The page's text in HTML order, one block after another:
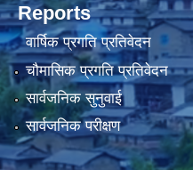
Reports
वार्षिक प्रगति प्रतिवेदन
चौमासिक प्रगति प्रतिवेदन
सार्वजनिक सुनुवाई
सार्वजनिक परीक्षण